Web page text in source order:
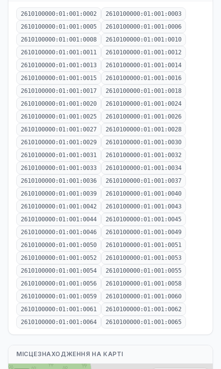
2610100000:01:001:0002
2610100000:01:001:0003
2610100000:01:001:0005
2610100000:01:001:0006
2610100000:01:001:0008
2610100000:01:001:0010
2610100000:01:001:0011
2610100000:01:001:0012
2610100000:01:001:0013
2610100000:01:001:0014
2610100000:01:001:0015
2610100000:01:001:0016
2610100000:01:001:0017
2610100000:01:001:0018
2610100000:01:001:0020
2610100000:01:001:0024
2610100000:01:001:0025
2610100000:01:001:0026
2610100000:01:001:0027
2610100000:01:001:0028
2610100000:01:001:0029
2610100000:01:001:0030
2610100000:01:001:0031
2610100000:01:001:0032
2610100000:01:001:0033
2610100000:01:001:0034
2610100000:01:001:0036
2610100000:01:001:0037
2610100000:01:001:0039
2610100000:01:001:0040
2610100000:01:001:0042
2610100000:01:001:0043
2610100000:01:001:0044
2610100000:01:001:0045
2610100000:01:001:0046
2610100000:01:001:0049
2610100000:01:001:0050
2610100000:01:001:0051
2610100000:01:001:0052
2610100000:01:001:0053
2610100000:01:001:0054
2610100000:01:001:0055
2610100000:01:001:0056
2610100000:01:001:0058
2610100000:01:001:0059
2610100000:01:001:0060
2610100000:01:001:0061
2610100000:01:001:0062
2610100000:01:001:0064
2610100000:01:001:0065
МІСЦЕЗНАХОДЖЕННЯ НА КАРТІ